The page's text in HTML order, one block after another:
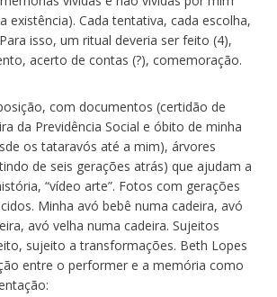
existência). Cada tentativa, cada escolha,
isso, um ritual deveria ser feito (4),
acerto de contas (?), comemoração.
com documentos (certidão de
da Previdência Social e óbito de minha
os tataravós até a mim), árvores
de seis gerações atrás) que ajudam a
“vídeo arte”. Fotos com gerações
Minha avó bebê numa cadeira, avó
avó velha numa cadeira. Sujeitos
sujeito a transformações. Beth Lopes
entre o performer e a memória como